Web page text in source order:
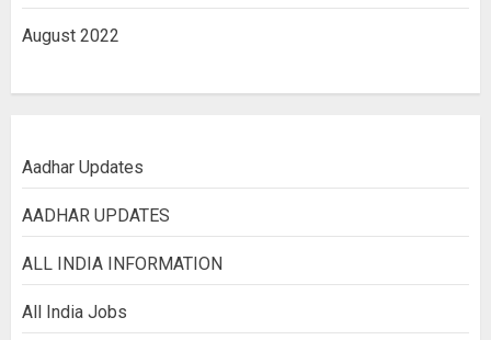
August 2022
Aadhar Updates
AADHAR UPDATES
ALL INDIA INFORMATION
All India Jobs